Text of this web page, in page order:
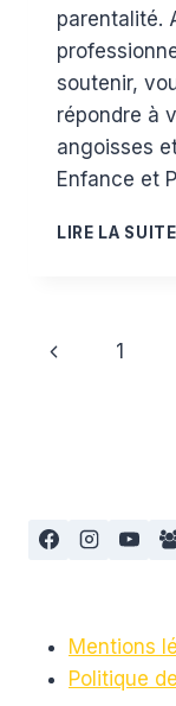
parentalité.
soutenir,
répondre à
angoisses
Enfance et
LIRE LA SUITE
Page
1
Mentions
Politique